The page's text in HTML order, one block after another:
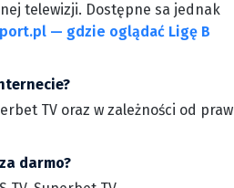
telewizji. Dostępne sa jednak
— gdzie oglądać Ligę B
TV oraz w zależności od praw
darmo?